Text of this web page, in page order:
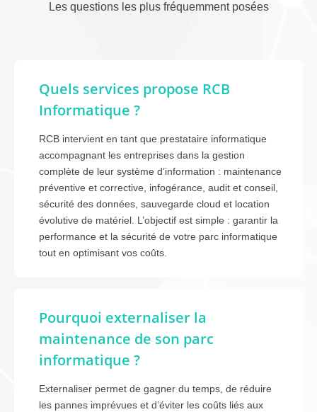
Les questions les plus fréquemment posées
Quels services propose RCB
Informatique ?
RCB intervient en tant que prestataire informatique
accompagnant les entreprises dans la gestion
complète de leur système d’information : maintenance
préventive et corrective, infogérance, audit et conseil,
sécurité des données, sauvegarde cloud et location
évolutive de matériel. L’objectif est simple : garantir la
performance et la sécurité de votre parc informatique
tout en optimisant vos coûts.
Pourquoi externaliser la
maintenance de son parc
informatique ?
Externaliser permet de gagner du temps, de réduire
les pannes imprévues et d’éviter les coûts liés aux